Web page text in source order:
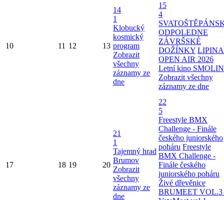
10 11 12 13
14
1
Klobucký
kosmický
program
Zobrazit
všechny
záznamy ze
dne
15
4
ODPOLEDNE
ZÁVRŠSKÉ
DOŽÍNKY LIPINA
OPEN AIR 2026
Letní kino
Zobrazit všechny
záznamy ze dne
17 18 19 20
21
1
Tajemný hrad
Brumov
Zobrazit
všechny
záznamy ze
dne
22
5
Freestyle BMX
Challenge - Finále
českého juniorského
poháru Freestyle
BMX Challenge -
Finále českého
juniorského poháru
Živé dřevěnice
BRUMEET VOL.3